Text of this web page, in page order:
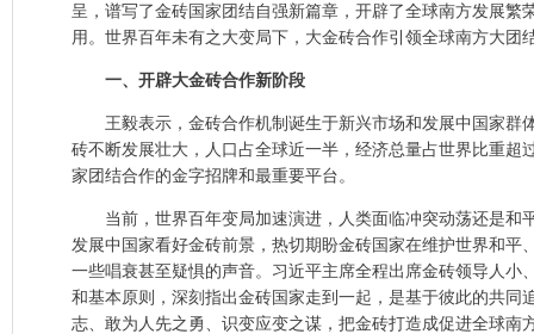
呈，谱写了金砖国家团结自强新篇章，开辟了全球南方发展
用。世界百年未有之大变局下，大金砖合作引领全球南方大团
一、开辟大金砖合作新阶段
王毅表示，金砖合作机制诞生于新兴市场和发展中国家
砖不断发展壮大，人口占全球近一半，经济总量占世界比重
家团结合作的金字招牌和最重要平台。
当前，世界百年变局加速演进，人类面临冲突动荡还是
发展中国家看好金砖前景，热切期盼金砖国家在维护世界和
一些唱衰甚至疑惧的声音。习近平主席全程出席金砖领导人小
和基本原则，深刻指出金砖国家走到一起，是基于彼此的共
志、敢为人先之勇、识变应变之谋，把金砖打造成促进全球